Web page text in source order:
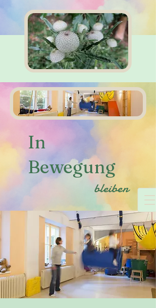
In
Bewegung
bleiben